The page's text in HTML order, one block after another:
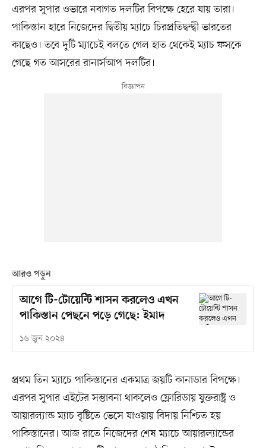
এরপর সুপার ওভারে নবাগত দলটির বিপক্ষে হেরে যায় তারা।
পাকিস্তান হারে নিজেদের দ্বিতীয় ম্যাচে চিরপ্রতিদ্বন্দ্বী ভারতের
কাছেও। তবে দুটি ম্যাচেই বলতে গেল হাত থেকেই ম্যাচ ফসকে
গেছে গত আসরের রানার্সআপ দলটির।
আরও পড়ুন
আগে টি-টোয়েন্টি শাসন করলেও এখন
পাকিস্তান পেছনে পড়ে গেছে: ইমাদ
১৬ জুন ২০২৪
প্রথম তিন ম্যাচে পাকিস্তানের একমাত্র জয়টি কানাডার বিপক্ষে।
এরপর সুপার এইটের সম্ভাবনা থাকলেও ফ্লোরিডায় যুক্তরাষ্ট্র ও
আয়ারল্যান্ড ম্যাচ বৃষ্টিতে ভেসে যাওয়ায় বিদায় নিশ্চিত হয়
পাকিস্তানের। আজ রাতে নিজেদের শেষ ম্যাচে আয়ারল্যান্ডের